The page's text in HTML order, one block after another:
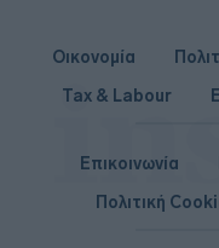
Οικονομία
Tax & Labour
Επικοινωνία
Πολιτική